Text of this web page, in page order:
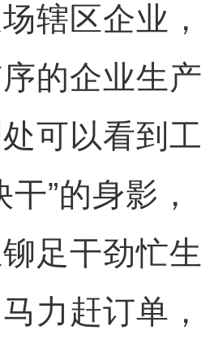
辖区企业，
的企业生产
可以看到工
干”的身影，
足干劲忙生
力赶订单，